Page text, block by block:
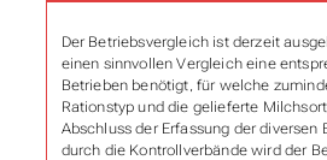
Der Betriebsvergleich ist derzeit
einen sinnvollen Vergleich eine
Betrieben benötigt, für welche
Rationstyp und die gelieferte
Abschluss der Erfassung der diversen
durch die Kontrollverbände wird der